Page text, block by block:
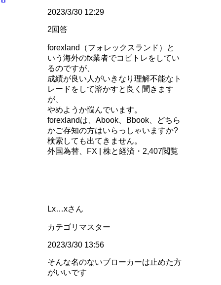
2023/3/30 12:29
2回答
forexland（フォレックスランド）と
いう海外のfx業者でコピトレをしてい
るのですが、
成績が良い人がいきなり理解不能なト
レードをして溶かすと良く聞きます
が、
やめようか悩んでいます。
forexlandは、Abook、Bbook、どちら
かご存知の方はいらっしゃいますか?
検索しても出てきません。
外国為替、FX | 株と経済・2,407閲覧
Lx…xさん
カテゴリマスター
2023/3/30 13:56
そんな名のないブローカーは止めた方
がいいです